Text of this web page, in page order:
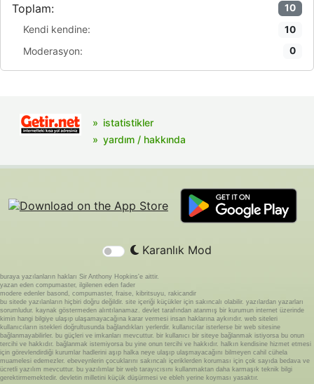
Toplam:
10
Kendi kendine: 10
Moderasyon: 0
istatistikler
yardım / hakkında
Karanlık Mod
buraya yazılanların hakları Sir Anthony Hopkins'e aittir.
yazan eden compumaster, ilgilenen eden fader
modere edenler basond, compumaster, fraise, kibritsuyu, rakicandir
bu sitede yazılanların hiçbiri doğru değildir. site içeriği küçükler için sakıncalı olabilir. yazılardan yazarları
sorumludur. kaynak göstermeden alıntılanamaz. devlet tarafından atanmış bir kurumun internet üzerinde
kimin hangi bilgiye ulaşıp ulaşamayacağına karar vermesi insan haklarına aykırıdır. web siteleri
kullanıcıların istekleri doğrultusunda bağlandıkları yerlerdir. kullanıcılar isterlerse bir web sitesine
bağlanmayabilirler. bu güçleri ve imkanları mevcuttur. bir kullanıcı bir siteye bağlanmak istiyorsa bu onun
tercihi ve hakkıdır. bağlanmak istemiyorsa bu yine onun tercihi ve hakkıdır. halkın kendisine hizmet etmesi
için görevlendirdiği kurumlar hadlerini aşıp halka neye ulaşıp ulaşmayacağını bilmeyen cahil cühela
muamelesi edemezler. ebeveynlerin çocuklarını sakıncalı içeriklerden koruması için çok sayıda bedava ve
ücretli yazılım mevcuttur. bu yazılımlar bir web tarayıcısını kullanmaktan daha karmaşık teknik bilgi
gerektirmemektedir. devletin milletini küçük düşürmesi ve ebleh yerine koyması yasaktır.